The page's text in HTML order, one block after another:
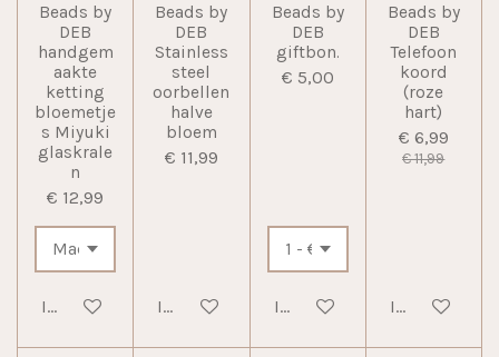
Beads by
DEB
handgem
aakte
ketting
bloemetje
s Miyuki
glaskrale
n
€ 12,99
In winkelwagen
Beads by
DEB
Stainless
steel
oorbellen
halve
bloem
€ 11,99
In winkelwagen
Beads by
DEB
giftbon.
€ 5,00
In winkelwagen
Beads by
DEB
Telefoon
koord
(roze
hart)
€ 6,99
€ 11,99
In